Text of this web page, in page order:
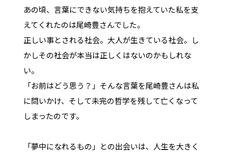
あの頃、言葉にできない気持ちを抱えていた私を支
えてくれたのは尾崎豊さんでした。
正しい事とされる社会。大人が生きている社会。し
かしその社会が本当は正しくはないのかもしれな
い。
「お前はどう思う？」そんな言葉を尾崎豊さんは私
に問いかけ、そして未完の哲学を残して亡くなって
しまったのです。
「夢中になれるもの」との出会いは、人生を大きく